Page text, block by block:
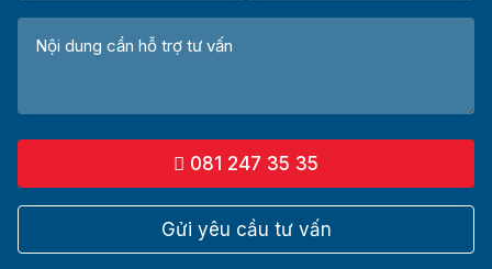
081 247 35 35
Gửi yêu cầu tư vấn